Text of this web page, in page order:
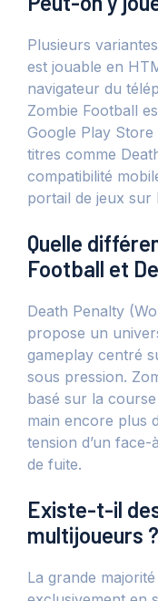
Plusieurs
est jouable en
navigateur du
Zombie Football
Google Play Store
titres comme
compatibilité
portail de jeux
Quelle
Football et
Death Penalty
propose un
gameplay centré
sous pression.
basé sur la
main encore plus
tension d’un
de fuite.
Existe-t-il
multijoueurs ?
La grande